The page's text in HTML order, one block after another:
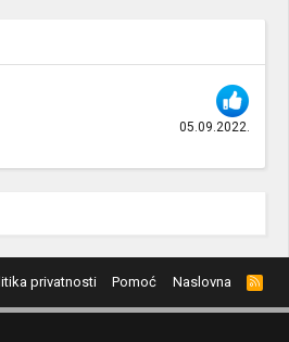
05.09.2022.
privatnosti Pomoć Naslovna
R
S
S